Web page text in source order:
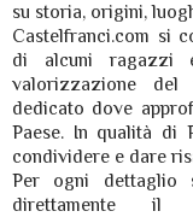
su storia, origini,
Castelfranci.com si
di alcuni ragazzi
valorizzazione
dedicato dove
Paese. In qualità di
condividere e dare
Per ogni dettaglio
direttamente il